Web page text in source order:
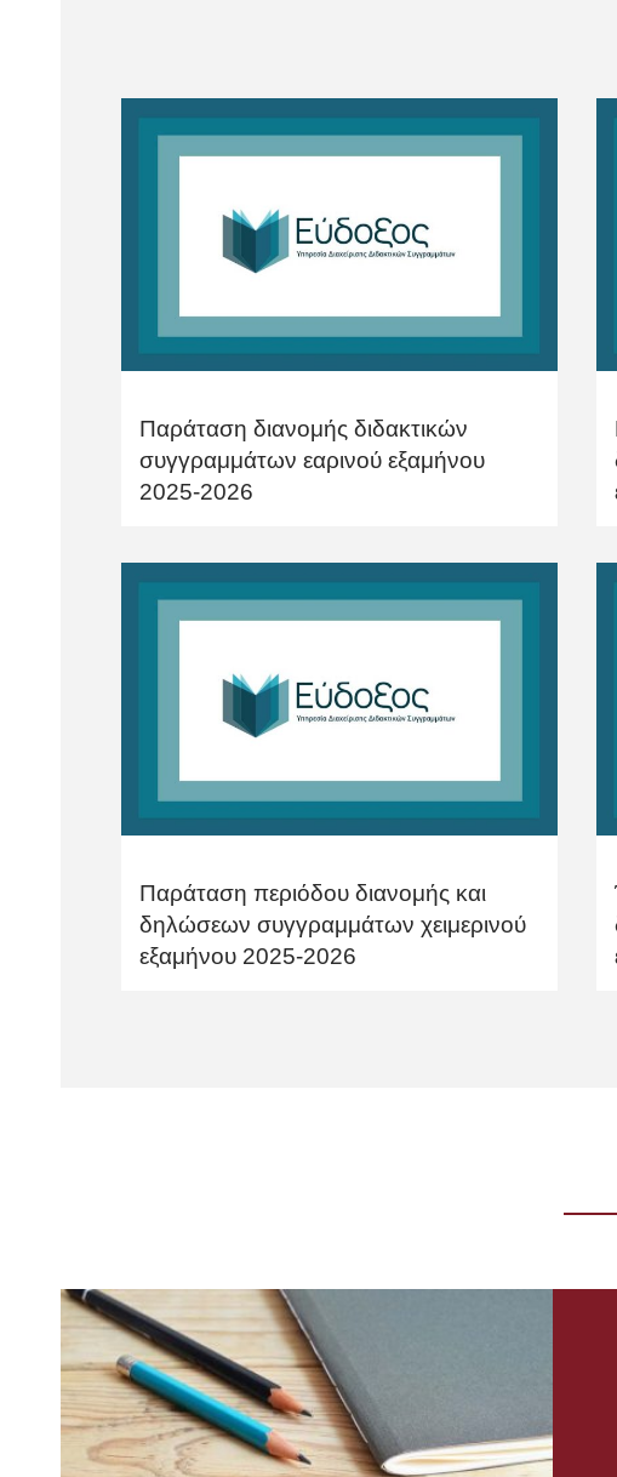
Παράταση διανομής διδακτικών
συγγραμμάτων εαρινού εξαμήνου
2025-2026
Παράταση περιόδου διανομής και
δηλώσεων συγγραμμάτων χειμερινού
εξαμήνου 2025-2026